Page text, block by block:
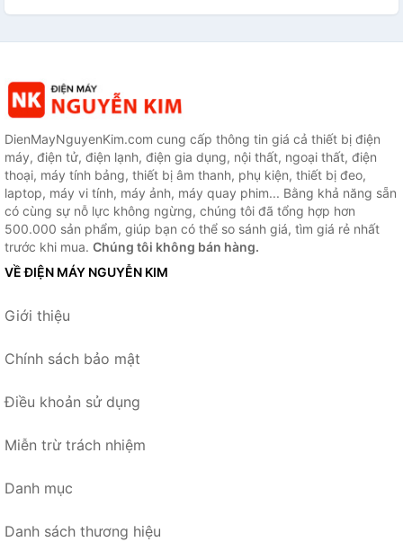
DienMayNguyenKim.com cung cấp thông tin giá cả thiết bị điện
máy, điện tử, điện lạnh, điện gia dụng, nội thất, ngoại thất, điện
thoại, máy tính bảng, thiết bị âm thanh, phụ kiện, thiết bị đeo,
laptop, máy vi tính, máy ảnh, máy quay phim... Bằng khả năng sẵn
có cùng sự nỗ lực không ngừng, chúng tôi đã tổng hợp hơn
500.000 sản phẩm, giúp bạn có thể so sánh giá, tìm giá rẻ nhất
trước khi mua. Chúng tôi không bán hàng.
VỀ ĐIỆN MÁY NGUYỄN KIM
Giới thiệu
Chính sách bảo mật
Điều khoản sử dụng
Miễn trừ trách nhiệm
Danh mục
Danh sách thương hiệu